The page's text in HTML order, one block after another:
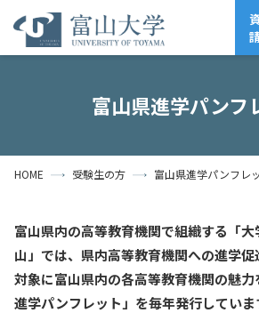
資料請求
寄附
受験生の方 地域・一般の方
卒業生の方 在学生の方
富山県進学パンフ
HOME 受験生の方 富山県進学パンフレ
富山県内の高等教育機関で組織する「
山」では、県内高等教育機関への進学
対象に富山県内の各高等教育機関の魅
進学パンフレット」を毎年発行していま